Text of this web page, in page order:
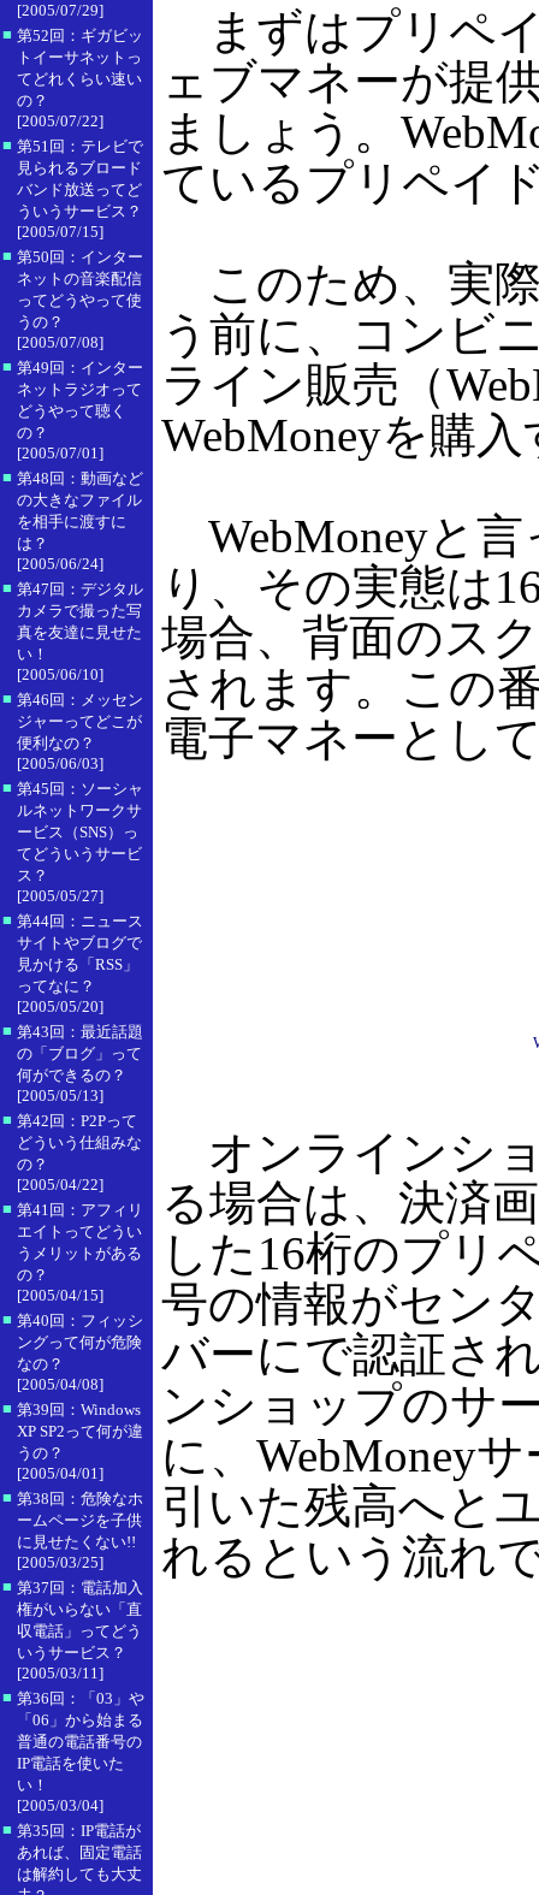
[2005/07/29]
■ 第52回：ギガビッ
トイーサネットっ
てどれくらい速い
の？
[2005/07/22]
■ 第51回：テレビで
見られるブロード
バンド放送ってど
ういうサービス？
[2005/07/15]
■ 第50回：インター
ネットの音楽配信
ってどうやって使
うの？
[2005/07/08]
■ 第49回：インター
ネットラジオって
どうやって聴く
の？
[2005/07/01]
■ 第48回：動画など
の大きなファイル
を相手に渡すに
は？
[2005/06/24]
■ 第47回：デジタル
カメラで撮った写
真を友達に見せた
い！
[2005/06/10]
■ 第46回：メッセン
ジャーってどこが
便利なの？
[2005/06/03]
■ 第45回：ソーシャ
ルネットワークサ
ービス（SNS）っ
てどういうサービ
ス？
[2005/05/27]
■ 第44回：ニュース
サイトやブログで
見かける「RSS」
ってなに？
[2005/05/20]
■ 第43回：最近話題
の「ブログ」って
何ができるの？
[2005/05/13]
■ 第42回：P2Pって
どういう仕組みな
の？
[2005/04/22]
■ 第41回：アフィリ
エイトってどうい
うメリットがある
の？
[2005/04/15]
■ 第40回：フィッシ
ングって何が危険
なの？
[2005/04/08]
■ 第39回：Windows
XP SP2って何が違
うの？
[2005/04/01]
■ 第38回：危険なホ
ームページを子供
に見せたくない!!
[2005/03/25]
■ 第37回：電話加入
権がいらない「直
収電話」ってどう
いうサービス？
[2005/03/11]
■ 第36回：「03」や
「06」から始まる
普通の電話番号の
IP電話を使いた
い！
[2005/03/04]
■ 第35回：IP電話が
あれば、固定電話
は解約しても大丈
まずはプリペ
ェブマネーが提
ましょう。
ているプリペイ
このため、実
う前に、コンビ
ライン販売（
WebMoneyを購
WebMoneyと
り、その実態は
場合、背面のス
されます。この
電子マネーとし
オンラインシ
る場合は、決済
した16桁のプリ
号の情報がセン
バーにで認証さ
ンショップのサ
に、WebMoney
引いた残高へと
れるという流れ